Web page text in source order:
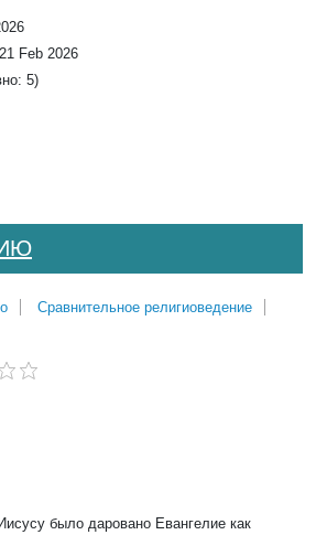
21 Feb 2026
5)
Сравнительное религиоведение
было даровано Евангелие как